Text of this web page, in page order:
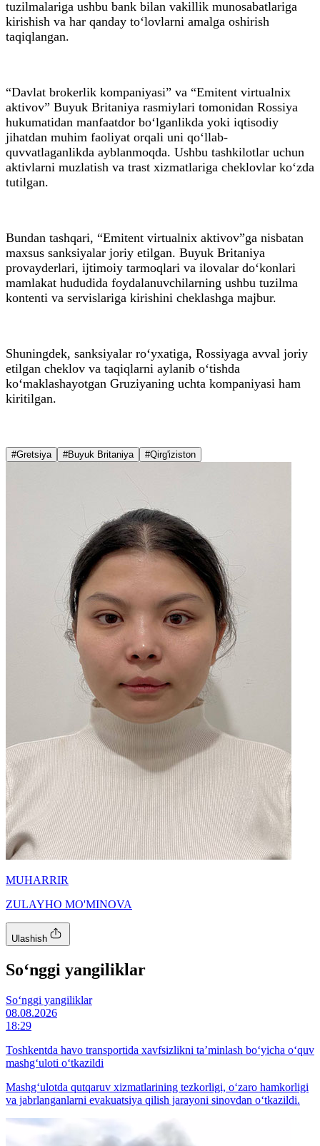
tuzilmalariga ushbu bank bilan vakillik munosabatlariga
kirishish va har qanday to‘lovlarni amalga oshirish
taqiqlangan.
“Davlat brokerlik kompaniyasi” va “Emitent virtualnix
aktivov” Buyuk Britaniya rasmiylari tomonidan Rossiya
hukumatidan manfaatdor bo‘lganlikda yoki iqtisodiy
jihatdan muhim faoliyat orqali uni qo‘llab-
quvvatlaganlikda ayblanmoqda. Ushbu tashkilotlar uchun
aktivlarni muzlatish va trast xizmatlariga cheklovlar ko‘zda
tutilgan.
Bundan tashqari, “Emitent virtualnix aktivov”ga nisbatan
maxsus sanksiyalar joriy etilgan. Buyuk Britaniya
provayderlari, ijtimoiy tarmoqlari va ilovalar do‘konlari
mamlakat hududida foydalanuvchilarning ushbu tuzilma
kontenti va servislariga kirishini cheklashga majbur.
Shuningdek, sanksiyalar ro‘yxatiga, Rossiyaga avval joriy
etilgan cheklov va taqiqlarni aylanib o‘tishda
ko‘maklashayotgan Gruziyaning uchta kompaniyasi ham
kiritilgan.
#Gretsiya #Buyuk Britaniya #Qirg'iziston
MUHARRIR
ZULAYHO MO'MINOVA
Ulashish
So‘nggi yangiliklar
So‘nggi yangiliklar
08.08.2026
18:29
Toshkentda havo transportida xavfsizlikni ta’minlash bo‘yicha o‘quv
mashg‘uloti o‘tkazildi
Mashg‘ulotda qutqaruv xizmatlarining tezkorligi, o‘zaro hamkorligi
va jabrlanganlarni evakuatsiya qilish jarayoni sinovdan o‘tkazildi.